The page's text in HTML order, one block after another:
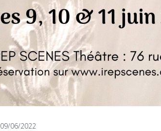
09/06/2022